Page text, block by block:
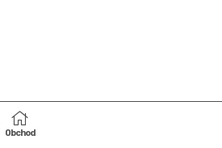
Obchod